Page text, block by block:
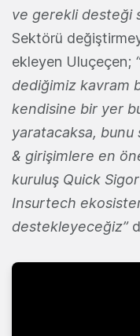
ve gerekli desteği
Sektörü
ekleyen Uluçeçen;
dediğimiz kavram
kendisine bir yer
yaratacaksa, bunu
& girişimlere en
kuruluş Quick
Insurtech
destekleyeceğiz”